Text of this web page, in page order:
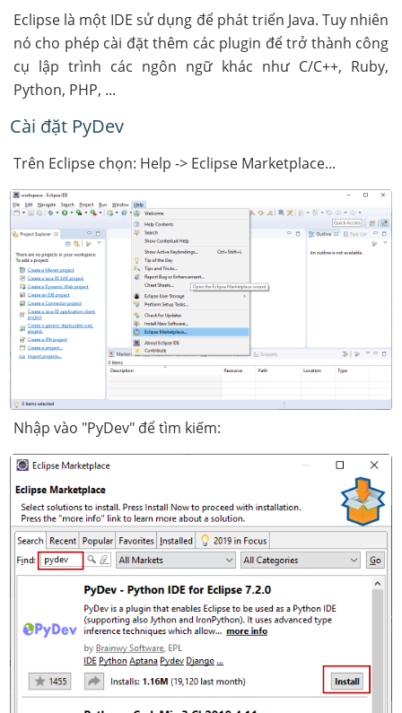
Eclipse là một IDE sử dụng để phát triển Java. Tuy nhiên
nó cho phép cài đặt thêm các plugin để trở thành công
cụ lập trình các ngôn ngữ khác như C/C++, Ruby,
Python, PHP, ...
Cài đặt PyDev
Trên Eclipse chọn: Help -> Eclipse Marketplace...
Nhập vào "PyDev" để tìm kiếm: